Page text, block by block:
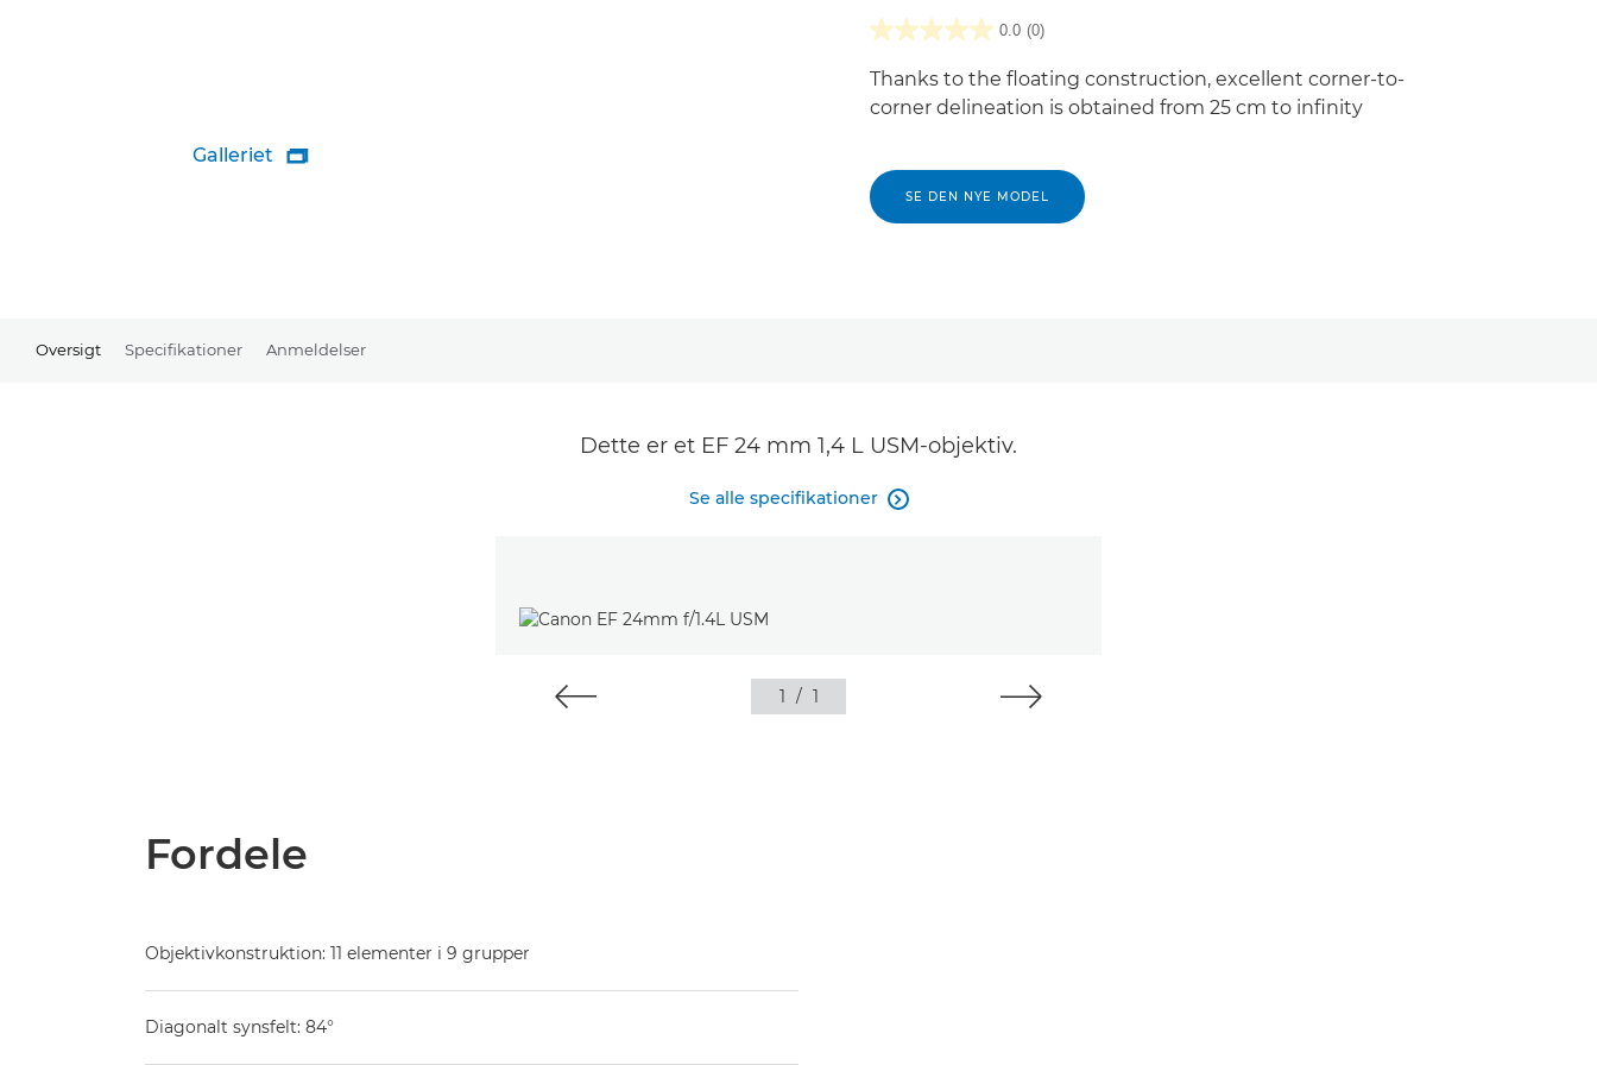
Galleriet 
0.0 (0)
Thanks to the floating construction, excellent corner-to-
corner delineation is obtained from 25 cm to infinity
SE DEN NYE MODEL
Oversigt Specifikationer Anmeldelser
Dette er et EF 24 mm 1,4 L USM-objektiv.
Se alle specifikationer 
1 / 1
Fordele
Objektivkonstruktion: 11 elementer i 9 grupper
Diagonalt synsfelt: 84°